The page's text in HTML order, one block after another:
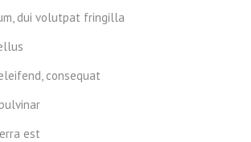
dui volutpat fringilla
consequat
est